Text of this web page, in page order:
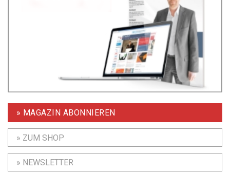
» MAGAZIN ABONNIEREN
» ZUM SHOP
» NEWSLETTER